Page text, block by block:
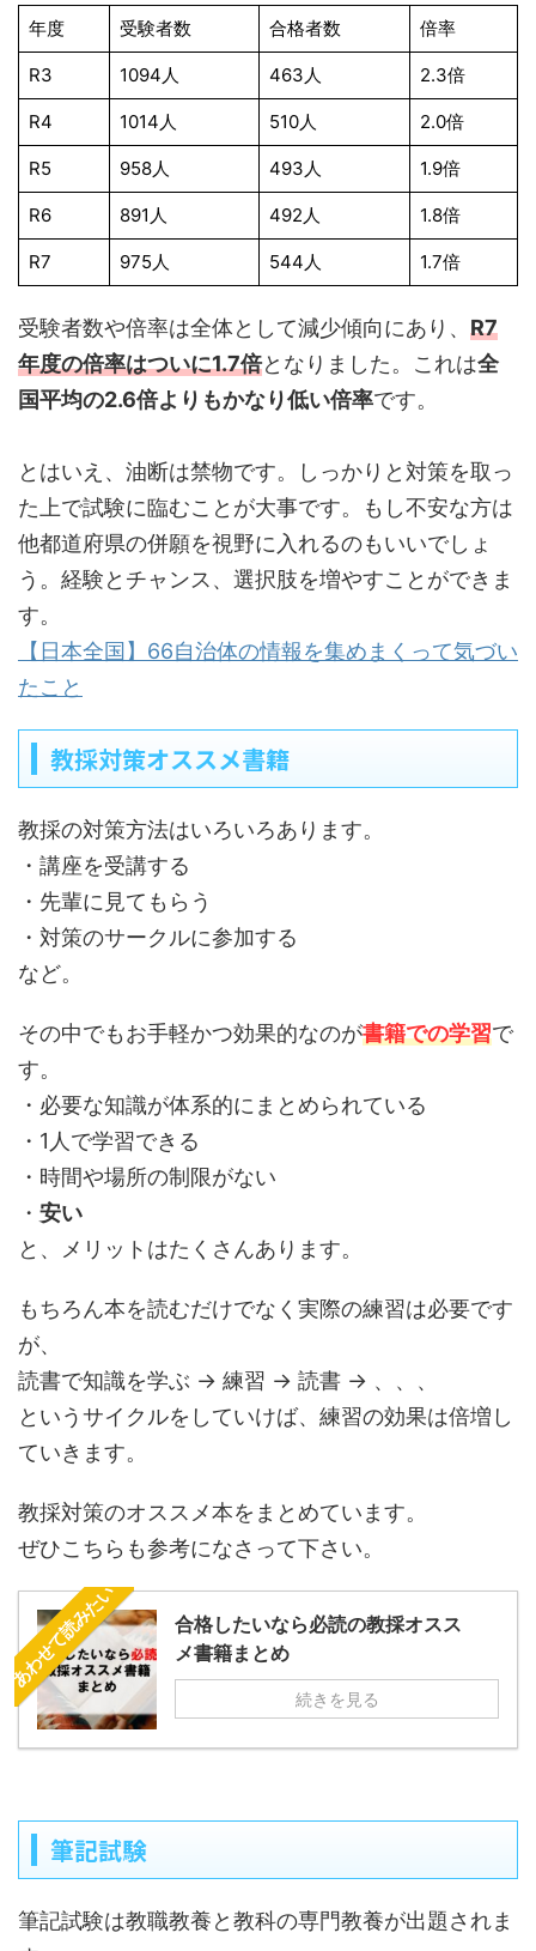
年度 受験者数 合格者数 倍率
R3 1094人 463人 2.3倍
R4 1014人 510人 2.0倍
R5 958人 493人 1.9倍
R6 891人 492人 1.8倍
R7 975人 544人 1.7倍
受験者数や倍率は全体として減少傾向にあり、 R7
年度の倍率はついに1.7倍となりました。これは全
国平均の2.6倍よりもかなり低い倍率です。
とはいえ、油断は禁物です。しっかりと対策を取っ
た上で試験に臨むことが大事です。もし不安な方は
他都道府県の併願を視野に入れるのもいいでしょ
う。経験とチャンス、選択肢を増やすことができま
す。
【日本全国】66自治体の情報を集めまくって気づい
たこと
教採対策オススメ書籍
教採の対策方法はいろいろあります。
・講座を受講する
・先輩に見てもらう
・対策のサークルに参加する
など。
その中でもお手軽かつ効果的なのが書籍での学習で
す。
・必要な知識が体系的にまとめられている
・1人で学習できる
・時間や場所の制限がない
・ 安い
と、メリットはたくさんあります。
もちろん本を読むだけでなく実際の練習は必要です
が、
読書で知識を学ぶ → 練習 → 読書 → 、、、
というサイクルをしていけば、練習の効果は倍増し
ていきます。
教採対策のオススメ本をまとめています。
ぜひこちらも参考になさって下さい。
あわせて読みたい
合格したいなら必読の教採オスス
メ書籍まとめ
続きを見る
筆記試験
筆記試験は教職教養と教科の専門教養が出題されま